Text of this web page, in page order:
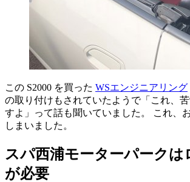
この S2000 を買った WSエンジニアリング
の取り付けもされていたようで「これ、
すよ」って話も聞いていました。 これ、
しまいました。
スパ西浦モーターパークは
が必要